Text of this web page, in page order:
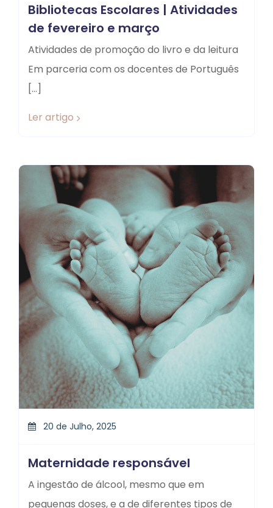
Bibliotecas Escolares | Atividades
de fevereiro e março
Atividades de promoção do livro e da leitura
Em parceria com os docentes de Português
[…]
Ler artigo
20 de Julho, 2025
Maternidade responsável
A ingestão de álcool, mesmo que em
pequenas doses, e a de diferentes tipos de